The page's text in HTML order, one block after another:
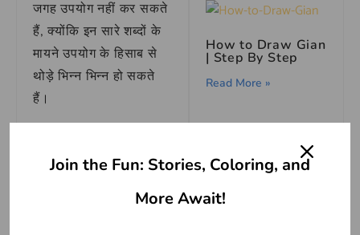
जगह उपयोग नहीं कर सकते
हैं, क्योंकि इन सारे शब्दों के
मायने उपयोग के हिसाब से
थोड़े भिन्न भिन्न हो सकते
हैं।
How to Draw Gian
| Step By Step
Read More »
How to Draw a
Moose – Easy
Join the Fun: Stories, Coloring, and
More Await!